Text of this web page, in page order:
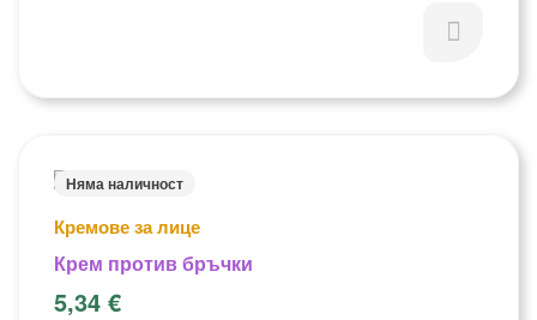
Няма наличност
Кремове за лице
Крем против бръчки
5,34 €